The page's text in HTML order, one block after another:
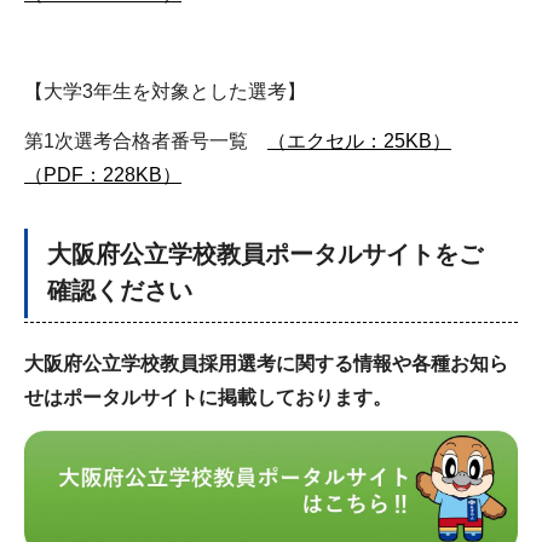
【大学3年生を対象とした選考】
第1次選考合格者番号一覧
（エクセル：25KB）
（PDF：228KB）
大阪府公立学校教員ポータルサイトをご
確認ください
大阪府公立学校教員採用選考に関する情報や各種お知ら
せはポータルサイトに掲載しております。